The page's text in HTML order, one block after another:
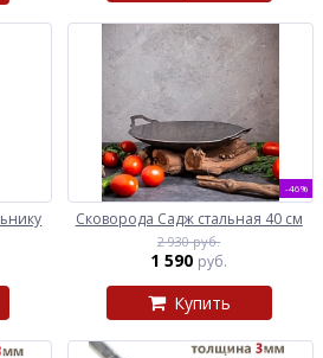
-46%
Сковорода Садж стальная 40 см
2 930 руб.
1 590 руб.
Купить